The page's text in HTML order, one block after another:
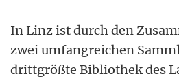
In Linz ist durch den
zwei umfangreichen
drittgrößte Bibliothek des